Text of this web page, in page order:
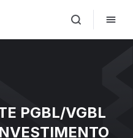
PGBL/VGBL